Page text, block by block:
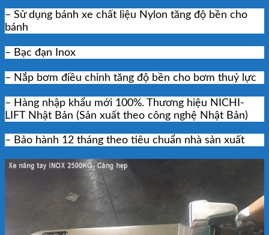
– Sử dụng bánh xe chất liệu Nylon tăng độ bền cho
bánh
– Bạc đạn Inox
– Nắp bơm điều chỉnh tăng độ bền cho bơm thuỷ lực
– Hàng nhập khẩu mới 100%. Thương hiệu NICHI-
LIFT Nhật Bản (Sản xuất theo công nghệ Nhật Bản)
– Bảo hành 12 tháng theo tiêu chuẩn nhà sản xuất